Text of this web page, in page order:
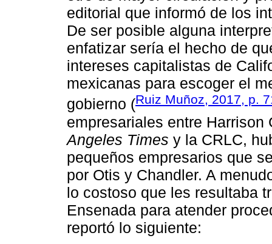
editorial que informó de los
De ser posible alguna
enfatizar sería el hecho de
intereses capitalistas de
mexicanas para escoger el
gobierno (Ruiz Muñoz, 2017, p.
empresariales entre
Angeles Times y la CRLC,
pequeños empresarios que
por Otis y Chandler. A
lo costoso que les resultaba
Ensenada para atender
reportó lo siguiente: